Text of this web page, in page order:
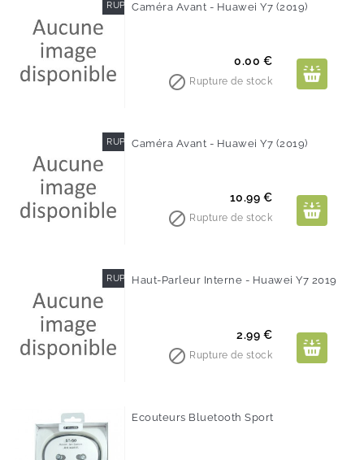
RUPTURE DE STOCK
Caméra Avant - Huawei Y7 (2019)
Prix
0.00 €
 Rupture de stock
RUPTURE DE STOCK
Caméra Avant - Huawei Y7 (2019)
Prix
10.99 €
 Rupture de stock
RUPTURE DE STOCK
Haut-Parleur Interne - Huawei Y7 2019
Prix
2.99 €
 Rupture de stock
Ecouteurs Bluetooth Sport